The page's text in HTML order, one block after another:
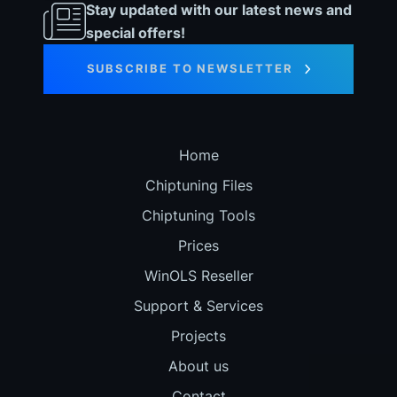
Stay updated with our latest news and
special offers!
SUBSCRIBE TO NEWSLETTER
Home
Chiptuning Files
Chiptuning Tools
Prices
WinOLS Reseller
Support & Services
Projects
About us